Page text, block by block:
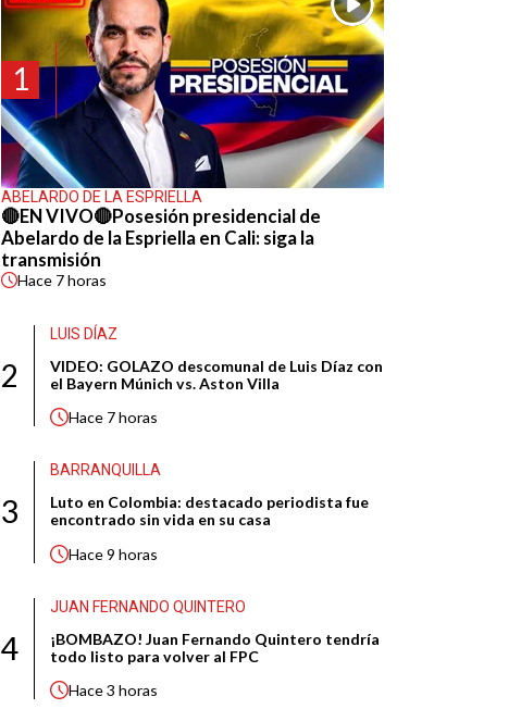
1
ABELARDO DE LA ESPRIELLA
🔴EN VIVO🔴Posesión presidencial de
Abelardo de la Espriella en Cali: siga la
transmisión
Hace 7 horas
2
LUIS DÍAZ
VIDEO: GOLAZO descomunal de Luis Díaz con
el Bayern Múnich vs. Aston Villa
Hace 7 horas
3
BARRANQUILLA
Luto en Colombia: destacado periodista fue
encontrado sin vida en su casa
Hace9 horas
4
JUAN FERNANDO QUINTERO
¡BOMBAZO! Juan Fernando Quintero tendría
todo listo para volver al FPC
Hace3 horas